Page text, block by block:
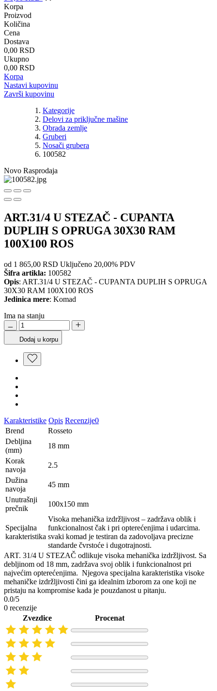
Korpa
Proizvod
Količina
Cena
Dostava
0,00 RSD
Ukupno
0,00 RSD
Korpa
Nastavi kupovinu
Završi kupovinu
Kategorije
Delovi za priključne mašine
Obrada zemlje
Gruberi
Nosači grubera
100582
Novo Rasprodaja
ART.31/4 U STEZAČ - CUPANTA
DUPLIH S OPRUGA 30X30 RAM
100X100 ROS
od 1 865,00 RSD Uključeno 20,00% PDV
Šifra artikla: 100582
Opis: ART.31/4 U STEZAČ - CUPANTA DUPLIH S OPRUGA
30X30 RAM 100X100 ROS
Jedinica mere: Komad
Ima na stanju
Dodaj u korpu
Karakteristike Opis Recenzije0
Brend
Rosseto
Debljina
(mm)
18 mm
Korak
navoja
2.5
Dužina
navoja
45 mm
Unutrašnji
prečnik
100x150 mm
Specijalna
karakteristika
Visoka mehanička izdržljivost – zadržava oblik i
funkcionalnost čak i pri opterećenjima i udarcima.
svaki komad je testiran da zadovoljava precizne
standarde čvrstoće i dugotrajnosti.
ART. 31/4 U STEZAČ odlikuje visoka mehanička izdržljivost. Sa
debljinom od 18 mm, zadržava svoj oblik i funkcionalnost pri
najvećim opterećenjima. Njegova specijalna karakteristika visoke
mehaničke izdržljivosti čini ga idealnim izborom za one koji ne
pristaju na kompromise kada je pouzdanost u pitanju.
0.0/5
0 recenzije
Zvezdice
Procenat